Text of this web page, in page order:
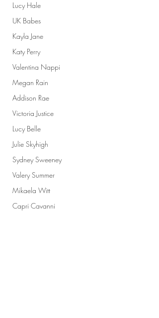
Lucy Hale
UK Babes
Kayla Jane
Katy Perry
Valentina Nappi
Megan Rain
Addison Rae
Victoria Justice
Lucy Belle
Julie Skyhigh
Sydney Sweeney
Valery Summer
Mikaela Witt
Capri Cavanni